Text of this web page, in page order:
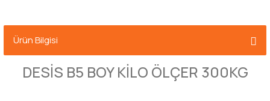
Ürün Bilgisi
DESİS B5 BOY KİLO ÖLÇER 300KG